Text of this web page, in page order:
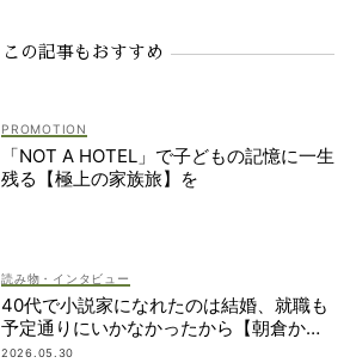
この記事もおすすめ
「NOT A HOTEL」で子どもの記憶に一生
残る【極上の家族旅】を
読み物・インタビュー
40代で小説家になれたのは結婚、就職も
予定通りにいかなかったから【朝倉かす
みさん】
2026.05.30